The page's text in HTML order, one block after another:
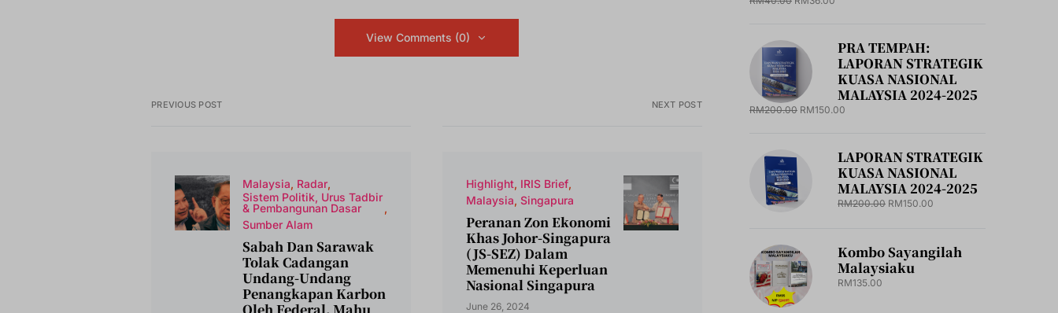
View Comments (0)
PREVIOUS POST
Malaysia Radar
Sistem Politik, Urus Tadbir
& Pembangunan Dasar
Sumber Alam
Sabah Dan Sarawak
Tolak Cadangan
Undang-Undang
Penangkapan Karbon
NEXT POST
Highlight IRIS Brief
Malaysia Singapura
Peranan Zon Ekonomi
Khas Johor-Singapura
(JS-SEZ) Dalam
Memenuhi Keperluan
Nasional Singapura
June 26, 2024
PRA TEMPAH:
LAPORAN STRATEGIK
KUASA NASIONAL
MALAYSIA 2024-2025
RM200.00 RM150.00
LAPORAN STRATEGIK
KUASA NASIONAL
MALAYSIA 2024-2025
RM200.00 RM150.00
Kombo Sayangilah
Malaysiaku
RM135.00